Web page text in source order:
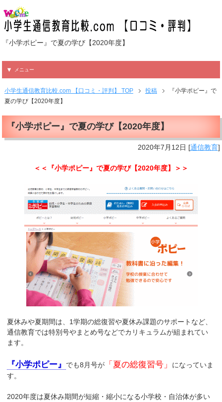
『小学ポピー』で夏の学び【2020年度】
メニュー
小学生通信教育比較.com 【口コミ・評判】 TOP 投稿
『小学ポピー』で
夏の学び【2020年度】
『小学ポピー』で夏の学び【2020年度】
2020年7月12日 [通信教育]
＜＜『小学ポピー』で夏の学び【2020年度】＞＞
夏休みや夏期間は、1学期の総復習や夏休み課題のサポートなど、
通信教育では特別号やまとめ号などでカリキュラムが組まれてい
ます。
『小学ポピー』 でも8月号が 「夏の総復習号」
になっていま
す。
2020年度は夏休み期間が短縮・縮小になる小学校・自治体が多い